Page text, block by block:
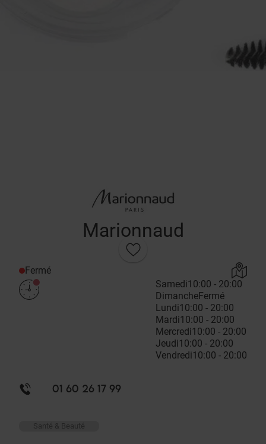
Marionnaud
Fermé
Samedi10:00 - 20:00
DimancheFermé
Lundi10:00 - 20:00
Mardi10:00 - 20:00
Mercredi10:00 - 20:00
Jeudi10:00 - 20:00
Vendredi10:00 - 20:00
01 60 26 17 99
Santé & Beauté